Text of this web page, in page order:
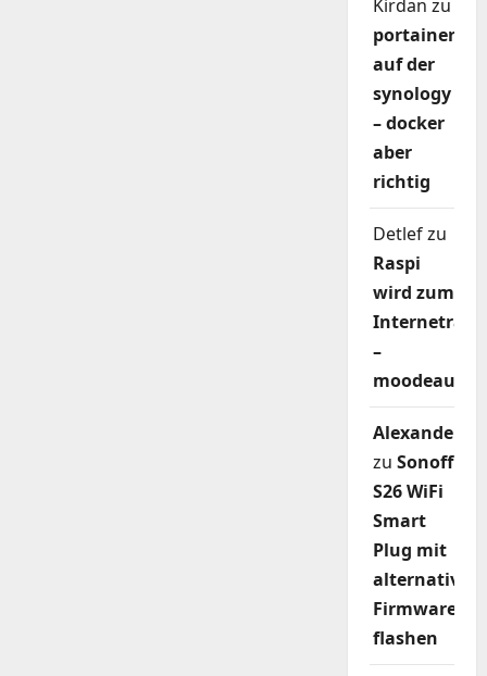
Kirdan zu
portainer
auf der
synology
– docker
aber
richtig
Detlefzu
Raspi
wird zum
–
moodeaudio
Alexander
zu Sonoff
S26 WiFi
Smart
Plug mit
alternativer
Firmware
flashen